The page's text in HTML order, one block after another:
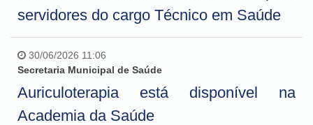
servidores do cargo Técnico em Saúde
30/06/2026 11:06
Secretaria Municipal de Saúde
Auriculoterapia está disponível na
Academia da Saúde